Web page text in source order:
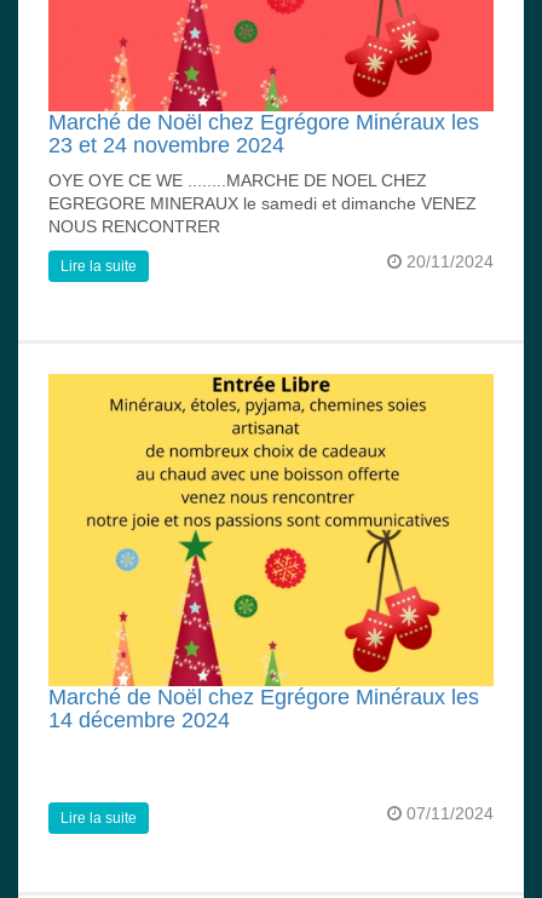
Marché de Noël chez Egrégore Minéraux les
23 et 24 novembre 2024
OYE OYE CE WE ........MARCHE DE NOEL CHEZ
EGREGORE MINERAUX le samedi et dimanche VENEZ
NOUS RENCONTRER
20/11/2024
Lire la suite
Marché de Noël chez Egrégore Minéraux les
14 décembre 2024
07/11/2024
Lire la suite